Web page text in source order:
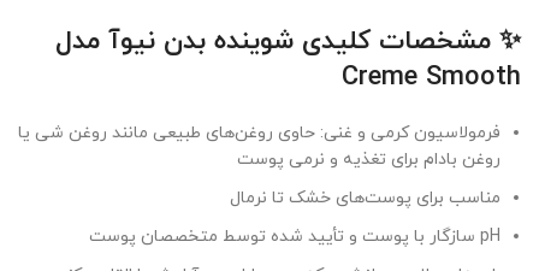
✨ مشخصات کلیدی شوینده بدن نیوآ مدل
Creme Smooth
فرمولاسیون کرمی و غنی: حاوی روغن‌های طبیعی مانند روغن شی یا
روغن بادام برای تغذیه و نرمی پوست
مناسب برای پوست‌های خشک تا نرمال
pH سازگار با پوست و تأیید شده توسط متخصصان پوست